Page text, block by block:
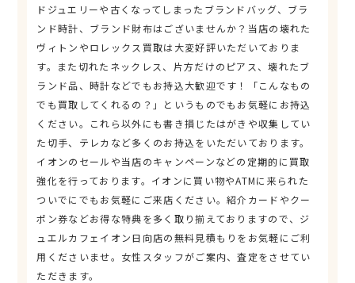
ドジュエリーや古くなってしまったブランドバッグ、ブラ
ンド時計、ブランド財布はございませんか？当店の壊れた
ヴィトンやロレックス買取は大変好評いただいておりま
す。また切れたネックレス、片方だけのピアス、壊れたブ
ランド品、時計などでもお持込大歓迎です！「こんなもの
でも買取してくれるの？」というものでもお気軽にお持込
ください。これら以外にも書き損じたはがきや収集してい
た切手、テレカなど多くのお持込をいただいております。
イオンのセールや当店のキャンペーンなどの定期的に買取
強化を行っております。イオンに買い物やATMに来られた
ついでにでもお気軽にご来店ください。紹介カードやクー
ポン券などお得な特典を多く取り揃えておりますので、ジ
ュエルカフェイオン日向店の無料見積もりをお気軽にご利
用くださいませ。女性スタッフがご案内、査定をさせてい
ただきます。